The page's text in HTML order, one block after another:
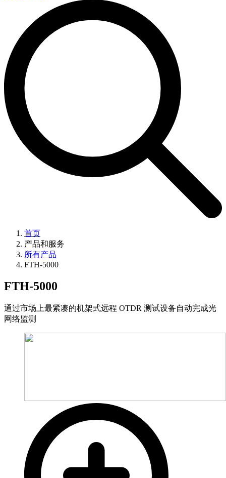
首页
产品和服务
所有产品
FTH-5000
FTH-5000
通过市场上最紧凑的机架式远程 OTDR 测试设备自动完成光
网络监测